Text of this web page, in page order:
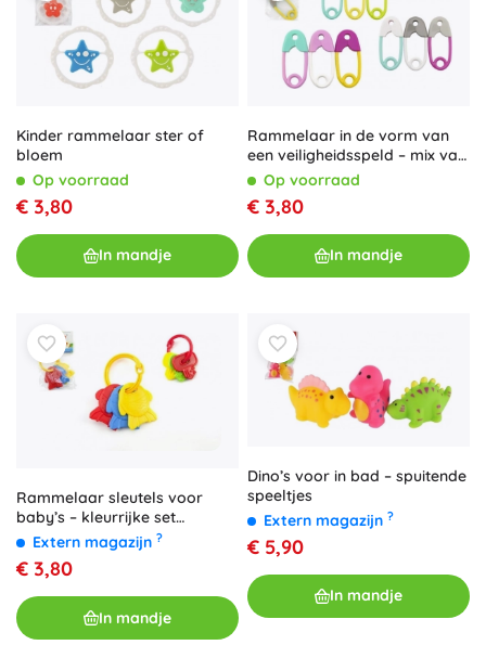
Kinder rammelaar ster of
bloem
Op voorraad
€ 3,80
In mandje
Rammelaar in de vorm van
een veiligheidsspeld – mix van
kleuren
Op voorraad
€ 3,80
In mandje
Rammelaar sleutels voor
baby’s – kleurrijke set
hangers
Extern magazijn ?
€ 3,80
In mandje
Dino’s voor in bad – spuitende
speeltjes
Extern magazijn ?
€ 5,90
In mandje